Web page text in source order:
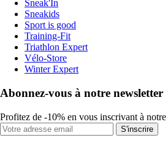
Sneak'In
Sneakids
Sport is good
Training-Fit
Triathlon Expert
Vélo-Store
Winter Expert
Abonnez-vous à notre newsletter
Profitez de -10% en vous inscrivant à
S'inscrire